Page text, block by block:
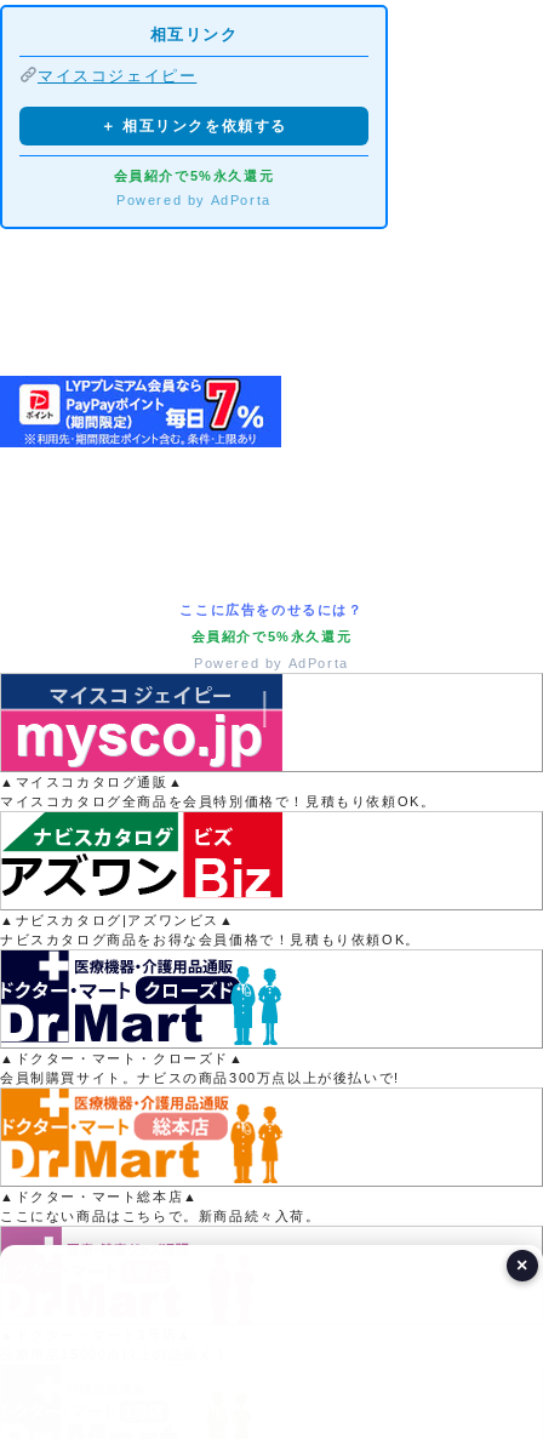
相互リンク
マイスコジェイピー
＋ 相互リンクを依頼する
会員紹介で5%永久還元
Powered by AdPorta
ここに広告をのせるには？
会員紹介で5%永久還元
Powered by AdPorta
▲マイスコカタログ通販▲
マイスコカタログ全商品を会員特別価格で！見積もり依頼OK。
▲ナビスカタログ|アズワンビス▲
ナビスカタログ商品をお得な会員価格で！見積もり依頼OK。
▲ドクター・マート・クローズド▲
会員制購買サイト。ナビスの商品300万点以上が後払いで!
▲ドクター・マート総本店▲
ここにない商品はこちらで。新商品続々入荷。
×